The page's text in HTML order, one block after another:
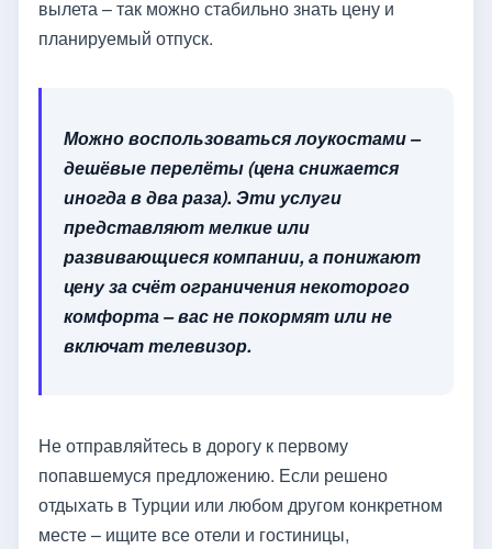
вылета – так можно стабильно знать цену и
планируемый отпуск.
Можно воспользоваться лоукостами –
дешёвые перелёты (цена снижается
иногда в два раза). Эти услуги
представляют мелкие или
развивающиеся компании, а понижают
цену за счёт ограничения некоторого
комфорта – вас не покормят или не
включат телевизор.
Не отправляйтесь в дорогу к первому
попавшемуся предложению. Если решено
отдыхать в Турции или любом другом конкретном
месте – ищите все отели и гостиницы,